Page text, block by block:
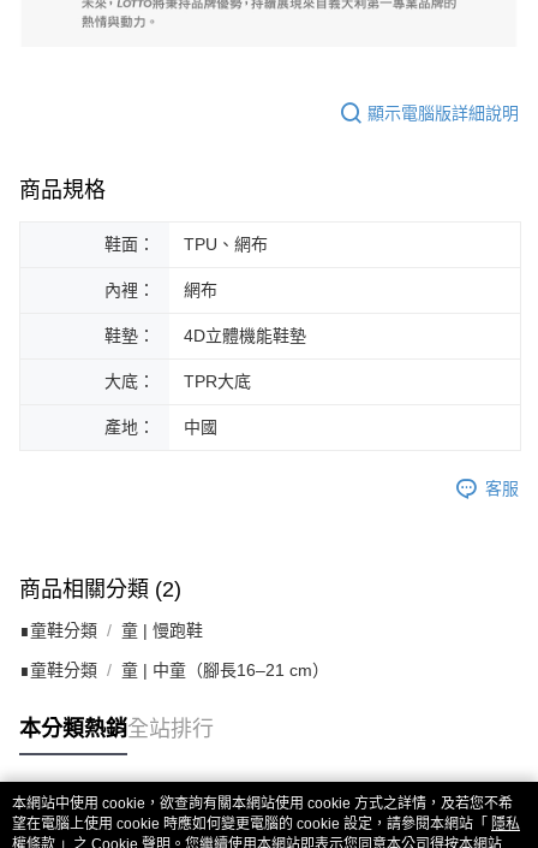
顯示電腦版詳細說明
商品規格
鞋面： TPU、網布
內裡： 網布
鞋墊： 4D立體機能鞋墊
大底： TPR大底
產地： 中國
客服
商品相關分類 (2)
∎童鞋分類 童 | 慢跑鞋
∎童鞋分類 童 | 中童（腳長16–21 cm）
本分類熱銷全站排行
熱門標籤
本網站中使用 cookie，欲查詢有關本網站使用 cookie 方式之詳情，及若您不希
望在電腦上使用 cookie 時應如何變更電腦的 cookie 設定，請參閱本網站「 隱私
權條款 」之 Cookie 聲明。您繼續使用本網站即表示您同意本公司得按本網站使